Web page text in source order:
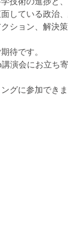
している政治
ション、解決
待です。
演会にお立ち寄
グに参加できま